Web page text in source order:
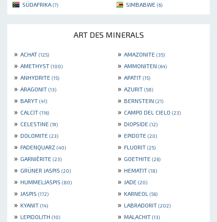
SÜDAFRIKA (7) SIMBABWE (6)
ART DES MINERALS
» ACHAT (125) » AMAZONITE (35)
» AMETHYST (100) » AMMONITEN (64)
» ANHYDRITE (15) » APATIT (15)
» ARAGONIT (13) » AZURIT (58)
» BARYT (41) » BERNSTEIN (21)
» CALCIT (116) » CAMPO DEL CIELO (23)
» CELESTINE (19) » DIOPSIDE (12)
» DOLOMITE (23) » EPIDOTE (20)
» FADENQUARZ (40) » FLUORIT (25)
» GARNIÈRITE (23) » GOETHITE (26)
» GRÜNER JASPIS (20) » HEMATIT (18)
» HUMMELJASPIS (80) » JADE (20)
» JASPIS (172) » KARNEOL (56)
» KYANIT (14) » LABRADORIT (202)
» LEPIDOLITH (10) » MALACHIT (13)